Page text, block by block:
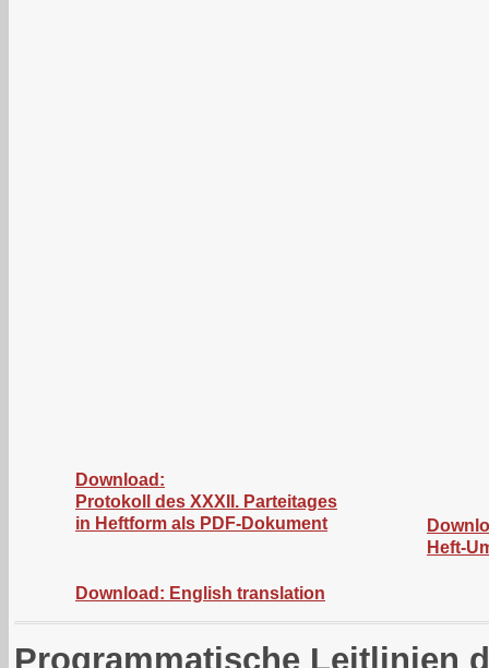
Download:
Protokoll des XXXII. Parteitages
in Heftform als PDF-Dokument
Download: English translation
Heft-
Programmatische Leitlinien